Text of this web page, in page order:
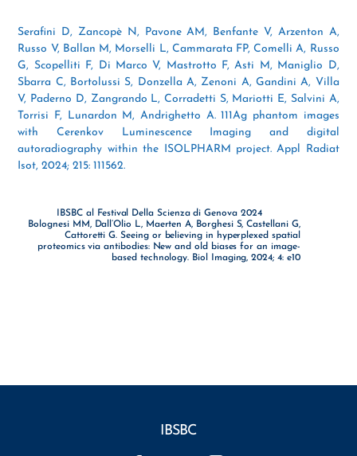
Serafini D, Zancopè N, Pavone AM, Benfante V, Arzenton A,
Russo V, Ballan M, Morselli L, Cammarata FP, Comelli A, Russo
G, Scopelliti F, Di Marco V, Mastrotto F, Asti M, Maniglio D,
Sbarra C, Bortolussi S, Donzella A, Zenoni A, Gandini A, Villa
V, Paderno D, Zangrando L, Corradetti S, Mariotti E, Salvini A,
Torrisi F, Lunardon M, Andrighetto A. 111Ag phantom images
with Cerenkov Luminescence Imaging and digital
autoradiography within the ISOLPHARM project. Appl Radiat
Isot, 2024; 215: 111562.
IBSBC al Festival Della Scienza di Genova 2024
Bolognesi MM, Dall’Olio L, Maerten A, Borghesi S, Castellani G,
Cattoretti G. Seeing or believing in hyperplexed spatial
proteomics via antibodies: New and old biases for an image-
based technology. Biol Imaging, 2024; 4: e10
IBSBC